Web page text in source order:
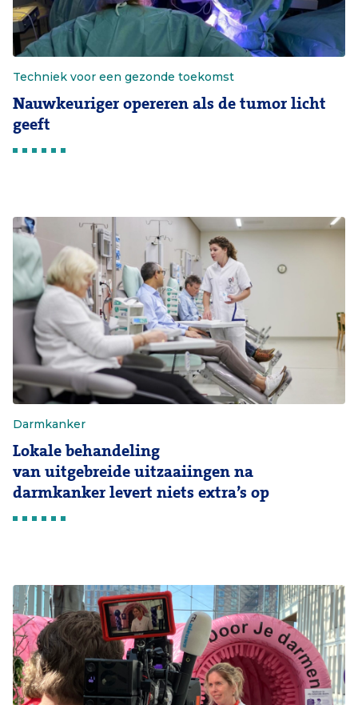
Techniek voor een gezonde toekomst
Nauwkeuriger opereren als de tumor licht
geeft
Darmkanker
Lokale behandeling
van uitgebreide uitzaaiingen na
darmkanker levert niets extra’s op